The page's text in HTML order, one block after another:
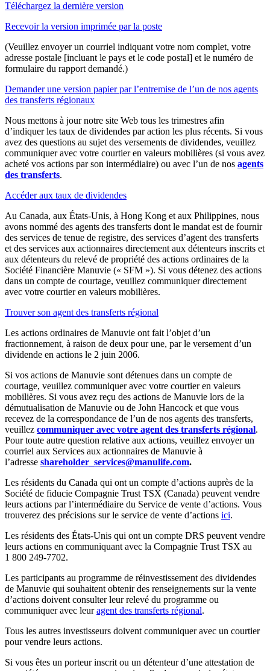
Téléchargez la dernière version
Recevoir la version imprimée par la poste
(Veuillez envoyer un courriel indiquant votre nom complet, votre
adresse postale [incluant le pays et le code postal] et le numéro de
formulaire du rapport demandé.)
Demander une version papier par l’entremise de l’un de nos agents
des transferts régionaux
Nous mettons à jour notre site Web tous les trimestres afin
d’indiquer les taux de dividendes par action les plus récents. Si vous
avez des questions au sujet des versements de dividendes, veuillez
communiquer avec votre courtier en valeurs mobilières (si vous avez
acheté vos actions par son intermédiaire) ou avec l’un de nos agents
des transferts.
Accéder aux taux de dividendes
Au Canada, aux États-Unis, à Hong Kong et aux Philippines, nous
avons nommé des agents des transferts dont le mandat est de fournir
des services de tenue de registre, des services d’agent des transferts
et des services aux actionnaires directement aux détenteurs inscrits et
aux détenteurs du relevé de propriété des actions ordinaires de la
Société Financière Manuvie (« SFM »). Si vous détenez des actions
dans un compte de courtage, veuillez communiquer directement
avec votre courtier en valeurs mobilières.
Trouver son agent des transferts régional
Les actions ordinaires de Manuvie ont fait l’objet d’un
fractionnement, à raison de deux pour une, par le versement d’un
dividende en actions le 2 juin 2006.
Si vos actions de Manuvie sont détenues dans un compte de
courtage, veuillez communiquer avec votre courtier en valeurs
mobilières. Si vous avez reçu des actions de Manuvie lors de la
démutualisation de Manuvie ou de John Hancock et que vous
recevez de la correspondance de l’un de nos agents des transferts,
veuillez communiquer avec votre agent des transferts régional.
Pour toute autre question relative aux actions, veuillez envoyer un
courriel aux Services aux actionnaires de Manuvie à
l’adresse shareholder_services@manulife.com.
Les résidents du Canada qui ont un compte d’actions auprès de la
Société de fiducie Compagnie Trust TSX (Canada) peuvent vendre
leurs actions par l’intermédiaire du Service de vente d’actions. Vous
trouverez des précisions sur le service de vente d’actions ici.
Les résidents des États-Unis qui ont un compte DRS peuvent vendre
leurs actions en communiquant avec la Compagnie Trust TSX au
1 800 249-7702.
Les participants au programme de réinvestissement des dividendes
de Manuvie qui souhaitent obtenir des renseignements sur la vente
d’actions doivent consulter leur relevé du programme ou
communiquer avec leuragent des transferts régional.
Tous les autres investisseurs doivent communiquer avec un courtier
pour vendre leurs actions.
Si vous êtes un porteur inscrit ou un détenteur d’une attestation de